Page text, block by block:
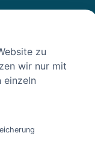
pur:
pur:
zu
wir nur mit
einzeln